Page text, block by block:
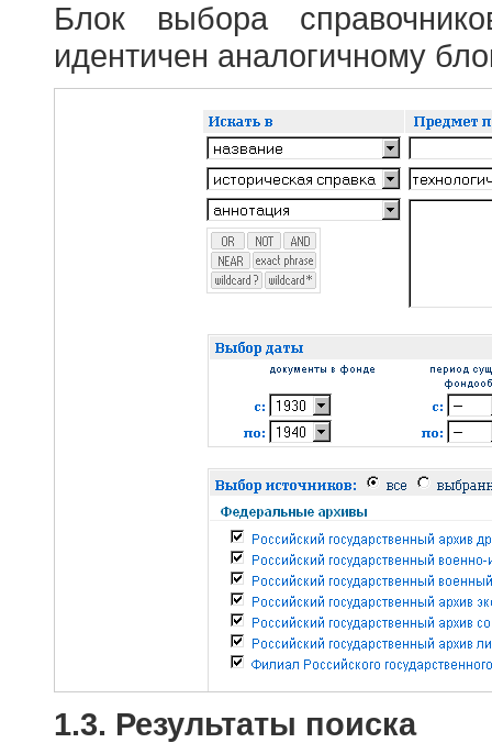
Блок выбора
идентичен аналогичному
1.3. Результаты поиска